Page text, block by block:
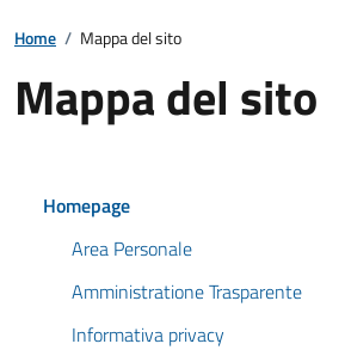
Home / Mappa del sito
Mappa del sito
Homepage
Area Personale
Amministratione Trasparente
Informativa privacy